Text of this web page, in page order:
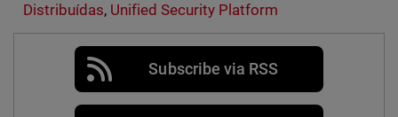
Distribuídas, Unified Security Platform
Subscribe via RSS